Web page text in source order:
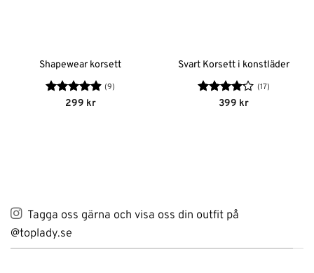
Shapewear korsett
Betygsatt
(9)
299 kr
Svart Korsett i konstläder
Betygsatt
(17)
399 kr
Tagga oss gärna och visa oss din outfit på
@toplady.se